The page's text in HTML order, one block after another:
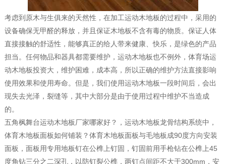
考虑到原木与生俱来的天然性，在加工运动木地板的过程中，采用的
设备确保无甲醛的释放，并且保证木地板不含有毒的物质。保证人体
直接接触的舒适性，能够真正的给人带来健康、快乐，是绿色的产品
担当。任何物品和器具都需要维护，运动木地板也不例外，体育场运
动木地板投资大，维护困难，成本高，所以正确的维护方法直接影响
使用效果和使用寿命。但是，我们使用运动木地板一段时间后，会出
现失去光泽，裂缝等，其中大部分是由于使用过程中维护不当造成
的。
五角枫舞台运动木地板厂家哪家好？，运动木地板龙骨结构系统中，
体育木地板面板如何铺装？体育木地板面板与毛地板成90度方向安装
面板，面板用专用地板钉在公榫上钉固，钉固前用手枪钻在公榫上45
度角钻三分之二深孔，以防钉裂公榫，两钉点间距不大于300mm，安